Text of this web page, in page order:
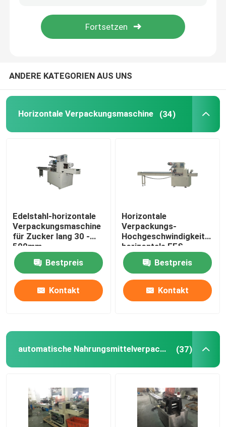
Produkte
Multi Funktions-Verpackungsmaschine
Blasen-Verpackungsmaschine
KartenVerpackungsmaschine
Kuchen-Verpackungsmaschine
Beutel-Verpackungsmaschine
Imbiss-Verpackmaschine
thermoforming vakuumverpackende Maschine
ANDERE KATEGORIEN AUS UNS
Horizontale Verpackungsmaschine (34)
Edelstahl-horizontale
Verpackungsmaschine
für Zucker lang 30 -
500mm
Bestpreis
Kontakt
Horizontale
Verpackungs-
horizontale FFS
Maschine des
Motorrad-Teil-
Bestpreis
Kontakt
automatische Nahrungsmittelverpackungsmaschine (37)